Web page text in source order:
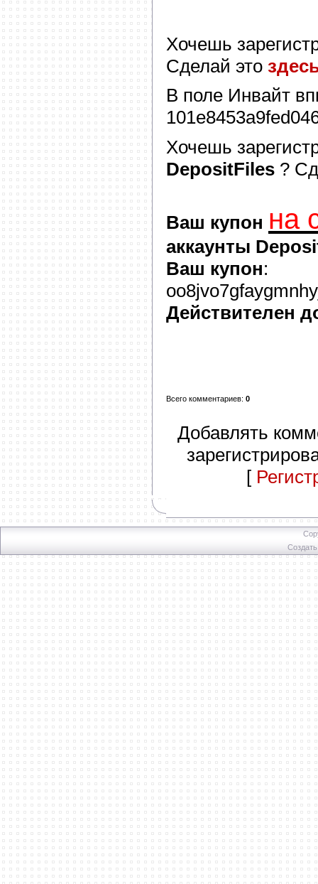
Хочешь
Сделай это
В поле Инвайт
Хочешь
DepositFiles ?
Ваш купон на
аккаунты
Ваш купон:
Действителен
Всего комментариев: 0
Добавлять
[